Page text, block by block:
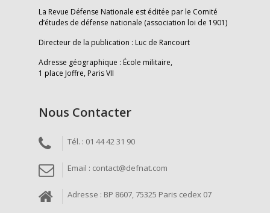
La Revue Défense Nationale est éditée par le Comité
d’études de défense nationale (association loi de 1901)
Directeur de la publication : Luc de Rancourt
Adresse géographique : École militaire,
1 place Joffre, Paris VII
Nous Contacter
Tél. : 01 44 42 31 90
Email : contact@defnat.com
Adresse : BP 8607, 75325 Paris cedex 07